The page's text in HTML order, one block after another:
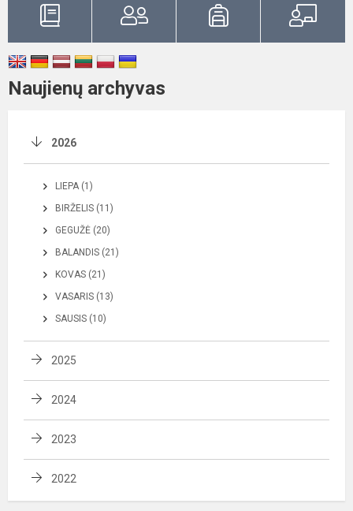
Naujienų archyvas
2026
LIEPA (1)
BIRŽELIS (11)
GEGUŽĖ (20)
BALANDIS (21)
KOVAS (21)
VASARIS (13)
SAUSIS (10)
2025
2024
2023
2022